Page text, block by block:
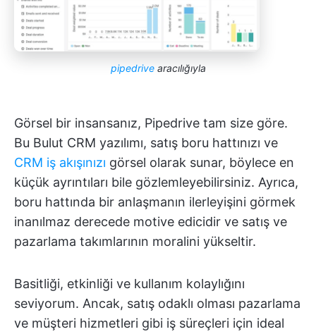
pipedrivearacılığıyla
Görsel bir insansanız, Pipedrive tam size göre.
Bu Bulut CRM yazılımı, satış boru hattınızı ve
CRM iş akışınızı görsel olarak sunar, böylece en
küçük ayrıntıları bile gözlemleyebilirsiniz. Ayrıca,
boru hattında bir anlaşmanın ilerleyişini görmek
inanılmaz derecede motive edicidir ve satış ve
pazarlama takımlarının moralini yükseltir.
Basitliği, etkinliği ve kullanım kolaylığını
seviyorum. Ancak, satış odaklı olması pazarlama
ve müşteri hizmetleri gibi iş süreçleri için ideal